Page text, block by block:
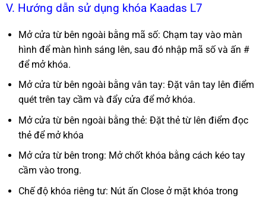
V. Hướng dẫn sử dụng khóa Kaadas L7
Mở cửa từ bên ngoài bằng mã số: Chạm tay vào màn
hình để màn hình sáng lên, sau đó nhập mã số và ấn #
để mở khóa.
Mở cửa từ bên ngoài bằng vân tay: Đặt vân tay lên điểm
quét trên tay cầm và đẩy cửa để mở khóa.
Mở cửa từ bên ngoài bằng thẻ: Đặt thẻ từ lên điểm đọc
thẻ để mở khóa
Mở cửa từ bên trong: Mở chốt khóa bằng cách kéo tay
cầm vào trong.
Chế độ khóa riêng tư: Nút ấn Close ở mặt khóa trong